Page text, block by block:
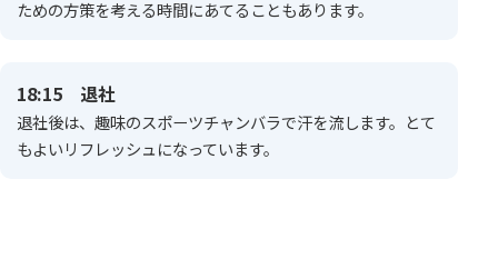
ための方策を考える時間にあてることもあります。
18:15 退社
退社後は、趣味のスポーツチャンバラで汗を流します。とて
もよいリフレッシュになっています。